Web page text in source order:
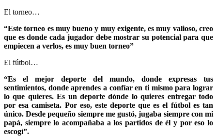
El torneo…
“Este torneo es muy bueno y muy exigente, es muy valioso, creo
que es donde cada jugador debe mostrar su potencial para que
empiecen a verlos, es muy buen torneo”
El fútbol…
“Es el mejor deporte del mundo, donde expresas tus
sentimientos, donde aprendes a confíar en ti mismo para lograr
lo que quieres. Es un deporte dónde lo quieres entregar todo
por esa camiseta. Por eso, este deporte que es el fútbol es tan
único. Desde pequeño siempre me gustó, jugaba siempre con mi
papá, siempre lo acompañaba a los partidos de él y por eso lo
escogí”.